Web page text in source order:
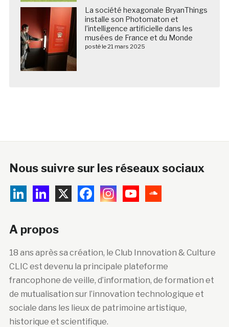
La société hexagonale BryanThings
installe son Photomaton et
l’intelligence artificielle dans les
musées de France et du Monde
posté le 21 mars 2025
Nous suivre sur les réseaux sociaux
A propos
18 ans après sa création, le Club Innovation & Culture
CLIC est devenu la principale plateforme
francophone de veille, d’information, de formation et
de mutualisation sur l’innovation technologique et
sociale dans les lieux de patrimoine artistique,
historique et scientifique.